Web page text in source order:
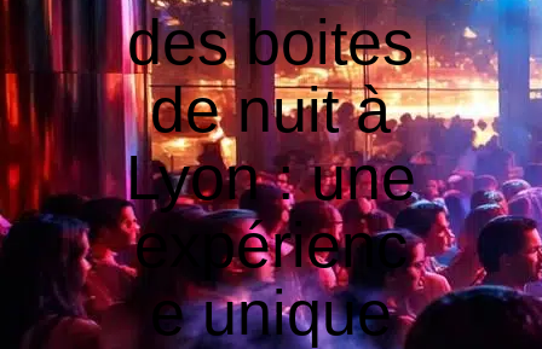
des boites
de nuit à
Lyon : une
expérienc
e unique